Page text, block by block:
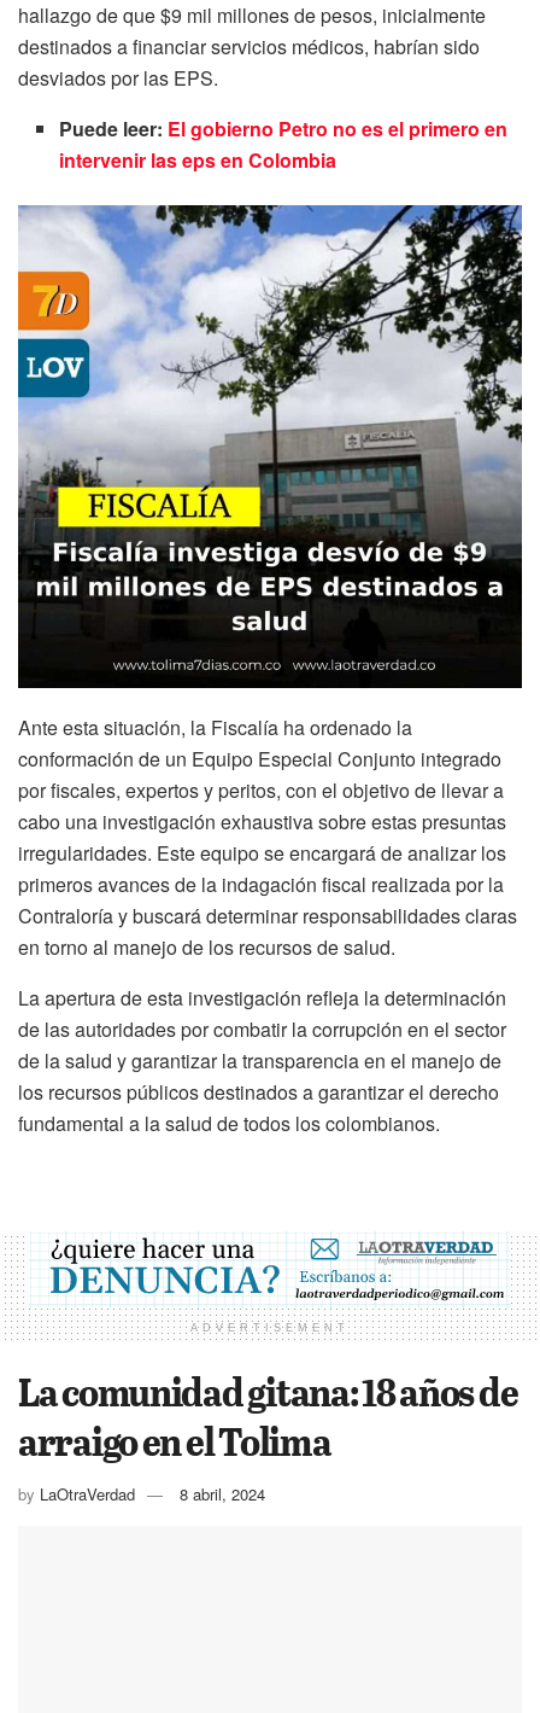
hallazgo de que $9 mil millones de pesos, inicialmente
destinados a financiar servicios médicos, habrían sido
desviados por las EPS.
Puede leer: El gobierno Petro no es el primero en
intervenir las eps en Colombia
Ante esta situación, la Fiscalía ha ordenado la
conformación de un Equipo Especial Conjunto integrado
por fiscales, expertos y peritos, con el objetivo de llevar a
cabo una investigación exhaustiva sobre estas presuntas
irregularidades. Este equipo se encargará de analizar los
primeros avances de la indagación fiscal realizada por la
Contraloría y buscará determinar responsabilidades claras
en torno al manejo de los recursos de salud.
La apertura de esta investigación refleja la determinación
de las autoridades por combatir la corrupción en el sector
de la salud y garantizar la transparencia en el manejo de
los recursos públicos destinados a garantizar el derecho
fundamental a la salud de todos los colombianos.
ADVERTISEMENT
La comunidad gitana: 18 años de
arraigo en el Tolima
by LaOtraVerdad 8 abril, 2024